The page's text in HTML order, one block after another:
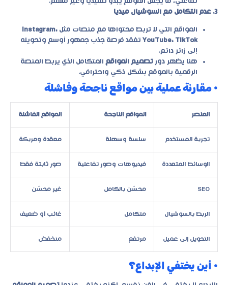
3. عدم التكامل مع السوشيال ميديا
المواقع التي لا تربط محتواها مع منصات مثل Instagram،
YouTube، TikTok تفقد فرصة جذب جمهور أوسع وتحويله
إلى زائر دائم.
هنا يظهر دور تصميم المواقع المتكامل الذي يربط المنصة
الرقمية بالموقع بشكل ذكي واحترافي.
• مقارنة عملية بين مواقع ناجحة وفاشلة
العنصر المواقع الناجحة المواقع الفاشلة
تجربة المستخدم سلسة وسهلة معقدة ومربكة
الوسائط المتعددة فيديوهات وصور تفاعلية صور ثابتة فقط
SEO محسّن بالكامل غير محسّن
الربط بالسوشيال متكامل غائب أو ضعيف
التحويل إلى عميل مرتفع منخفض
• أين يختفي الإبداع؟